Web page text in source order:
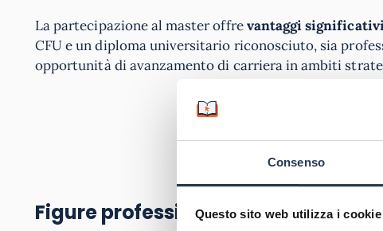
Consenso
Questo sito web utilizza i cookie
La partecipazione al master offrevantaggi
CFU e un diploma universitario riconosciuto, sia
opportunità di avanzamento di carriera in ambiti
Figure professionali e Sbocchi